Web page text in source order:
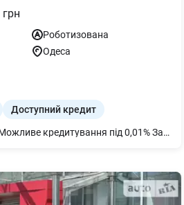
грн
Роботизована
Одеса
Доступний кредит
Автомобіль в наявності. Можливе кредитування під 0,01% Запрошуємо Вас на тест-драйв до нашого автосалону AUTOGROUP MOTORS